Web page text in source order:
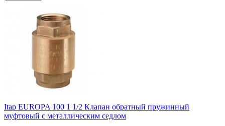
Itap EUROPA 100 1 1/2 Клапан обратный пружинный
муфтовый с металлическим седлом